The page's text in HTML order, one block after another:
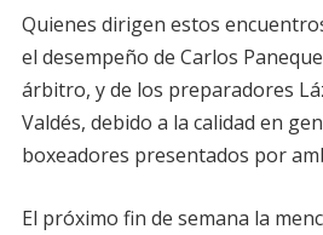
Quienes dirigen estos
el desempeño de Carlos
árbitro, y de los preparadores
Valdés, debido a la calidad en
boxeadores presentados por
El próximo fin de semana la